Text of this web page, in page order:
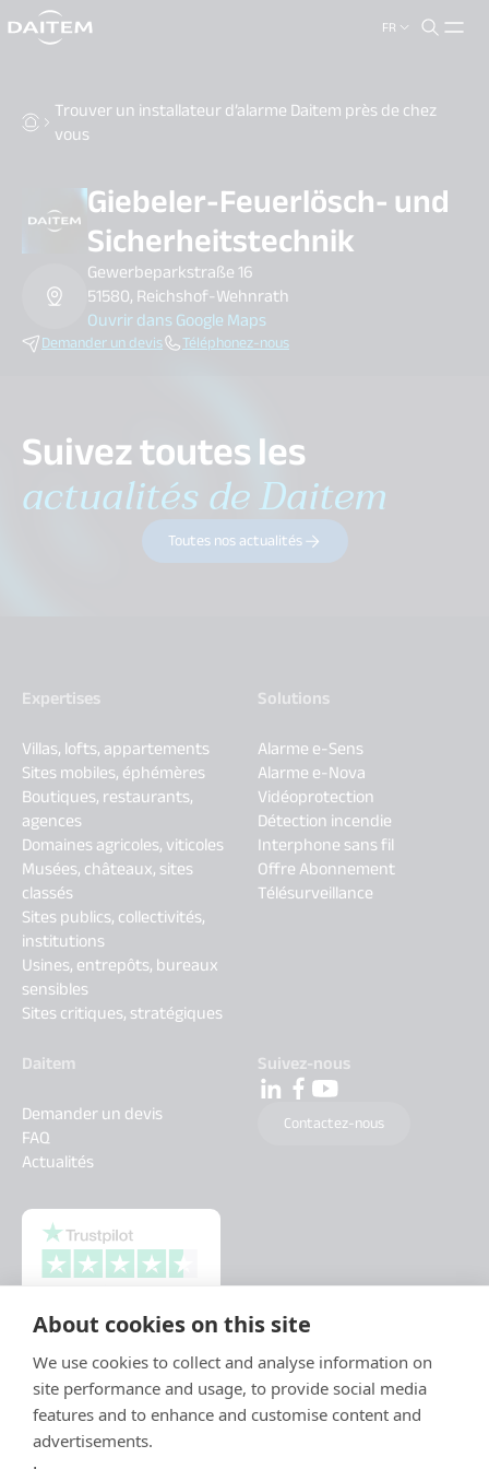
About cookies on this site
We use cookies to collect and analyse information on
site performance and usage, to provide social media
features and to enhance and customise content and
advertisements.
FR
search.label
Trouver un installateur d’alarme Daitem près de chez
vous
Giebeler-Feuerlösch- und
Sicherheitstechnik
Gewerbeparkstraße 16
51580, Reichshof-Wehnrath
Ouvrir dans Google Maps
Demander un devis Téléphonez-nous
Suivez toutes les
actualités de Daitem
Toutes nos actualités
Expertises
Villas, lofts, appartements
Sites mobiles, éphémères
Boutiques, restaurants,
agences
Domaines agricoles, viticoles
Musées, châteaux, sites
classés
Sites publics, collectivités,
institutions
Usines, entrepôts, bureaux
sensibles
Sites critiques, stratégiques
Solutions
Alarme e-Sens
Alarme e-Nova
Vidéoprotection
Détection incendie
Interphone sans fil
Offre Abonnement
Télésurveillance
Daitem
Demander un devis
FAQ
Actualités
Suivez-nous
Contactez-nous